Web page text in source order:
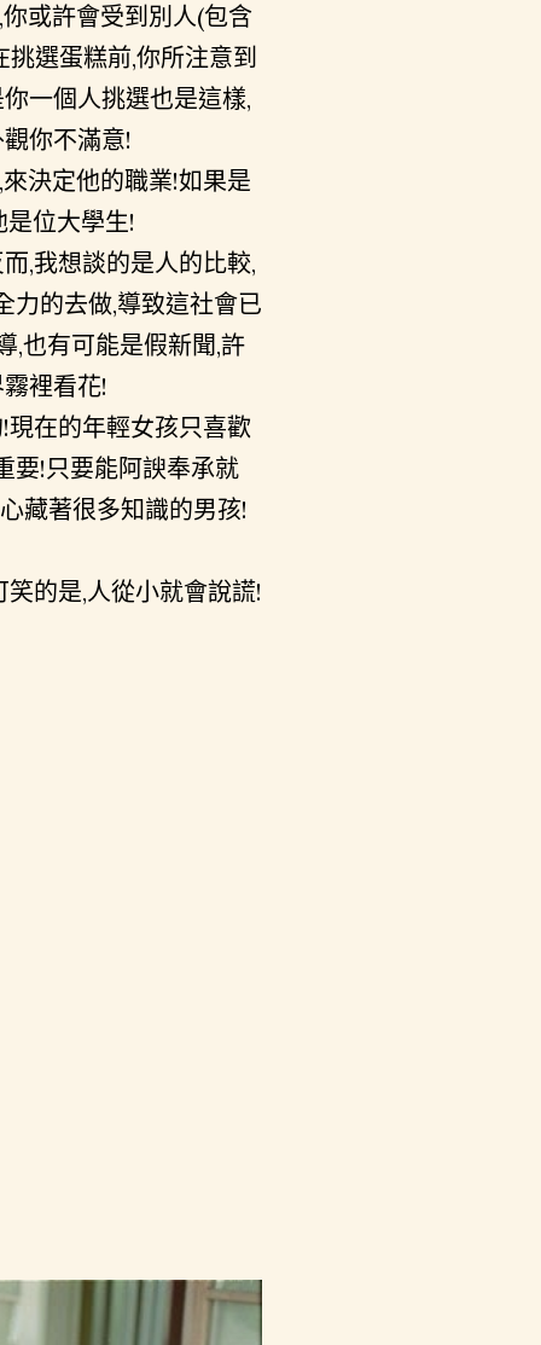
或許會受到別人(包含
選蛋糕前,你所注意到
一個人挑選也是這樣,
你不滿意!
決定他的職業!如果是
位大學生!
,我想談的是人的比較,
力的去做,導致這社會已
,也有可能是假新聞,許
裡看花!
在的年輕女孩只喜歡
要!只要能阿諛奉承就
藏著很多知識的男孩!
的是,人從小就會說謊!